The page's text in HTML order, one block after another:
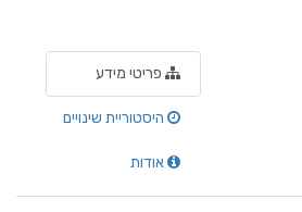
פריטי מידע
היסטוריית שינויים
אודות